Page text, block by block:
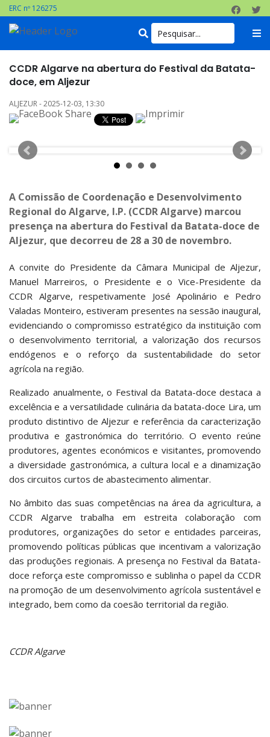
ERC nº 126275
CCDR Algarve na abertura do Festival da Batata-
doce, em Aljezur
ALJEZUR - 2025-12-03, 13:30
A Comissão de Coordenação e Desenvolvimento
Regional do Algarve, I.P. (CCDR Algarve) marcou
presença na abertura do Festival da Batata-doce de
Aljezur, que decorreu de 28 a 30 de novembro.
A convite do Presidente da Câmara Municipal de Aljezur,
Manuel Marreiros, o Presidente e o Vice-Presidente da
CCDR Algarve, respetivamente José Apolinário e Pedro
Valadas Monteiro, estiveram presentes na sessão inaugural,
evidenciando o compromisso estratégico da instituição com
o desenvolvimento territorial, a valorização dos recursos
endógenos e o reforço da sustentabilidade do setor
agrícola na região.
Realizado anualmente, o Festival da Batata-doce destaca a
excelência e a versatilidade culinária da batata-doce Lira, um
produto distintivo de Aljezur e referência da caracterização
produtiva e gastronómica do território. O evento reúne
produtores, agentes económicos e visitantes, promovendo
a diversidade gastronómica, a cultura local e a dinamização
dos circuitos curtos de abastecimento alimentar.
No âmbito das suas competências na área da agricultura, a
CCDR Algarve trabalha em estreita colaboração com
produtores, organizações do setor e entidades parceiras,
promovendo políticas públicas que incentivam a valorização
das produções regionais. A presença no Festival da Batata-
doce reforça este compromisso e sublinha o papel da CCDR
na promoção de um desenvolvimento agrícola sustentável e
integrado, bem como da coesão territorial da região.
CCDR Algarve